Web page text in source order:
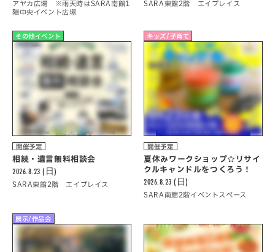
アヤカ広場 ※雨天時はSARA南館1
階中央イベント広場
SARA東館2階 エイプレイス
その他イベント
開催予定
相続・遺言無料相談会
2026.8.23 (日)
SARA東館2階 エイプレイス
キッズ/子育て
開催予定
夏休みワークショップ☆リサイ
クルキャンドルをつくろう！
2026.8.23 (日)
SARA南館2階イベントスペース
展示/作品会